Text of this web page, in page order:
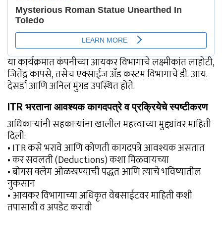
या कार्यक्रमात कंपनीच्या आयकर विभागाचे लक्ष्मीकांत लाहोटी,
जितेंद्र कापसे, तसेच एक्साईज अँड कस्टम विभागाचे डी. आय.
देसर्डा आणि अनिल मुंगड उपस्थित होते.
ITR भरताना आवश्यक कागदपत्रे व प्रक्रियेचे स्पष्टीकरण
अधिकाऱ्यांनी सहकाऱ्यांना खालील महत्त्वाच्या मुद्द्यांवर माहिती
दिली:
• ITR कसे भरावे आणि कोणती कागदपत्रे आवश्यक असतात
• कर सवलती (Deductions) कशा मिळवायच्या
• बोगस क्लेम ओळखण्याची पद्धत आणि त्याचे भविष्यातील
नुकसान
• आयकर विभागाच्या अधिकृत वेबसाईटवर माहिती कशी
तपासावी व अपडेट करावी